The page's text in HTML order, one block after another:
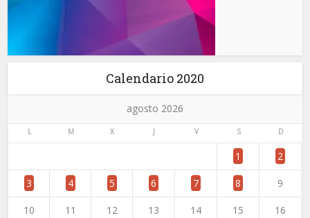
Calendario 2020
agosto 2026
L M X J V S D
1 2
3 4 5 6 7 8 9
10 11 12 13 14 15 16